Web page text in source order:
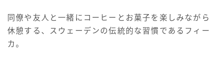
同僚や友人と一緒にコーヒーとお菓子を楽しみながら
休憩する、スウェーデンの伝統的な習慣であるフィー
カ。